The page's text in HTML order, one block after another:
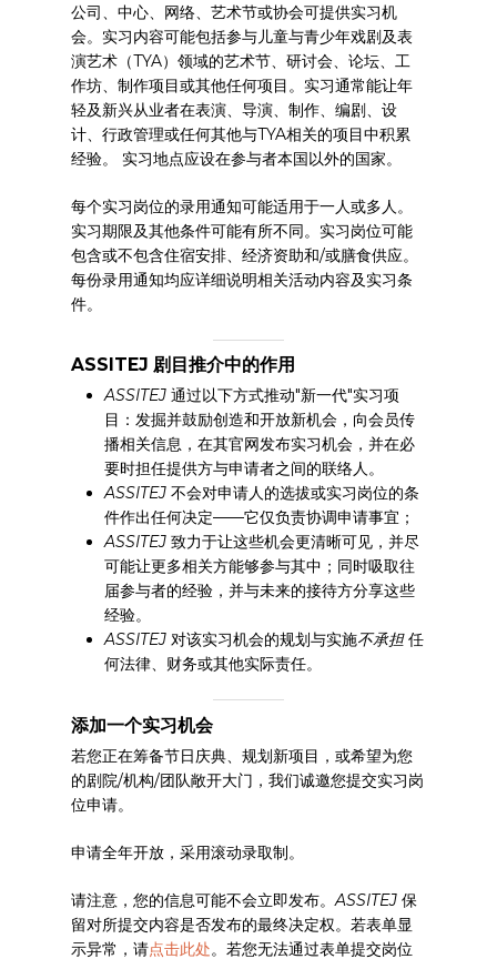
公司、中心、网络、艺术节或协会可提供实习机
会。实习内容可能包括参与儿童与青少年戏剧及表
演艺术（TYA）领域的艺术节、研讨会、论坛、工
作坊、制作项目或其他任何项目。实习通常能让年
轻及新兴从业者在表演、导演、制作、编剧、设
计、行政管理或任何其他与TYA相关的项目中积累
经验。 实习地点应设在参与者本国以外的国家。
每个实习岗位的录用通知可能适用于一人或多人。
实习期限及其他条件可能有所不同。实习岗位可能
包含或不包含住宿安排、经济资助和/或膳食供应。
每份录用通知均应详细说明相关活动内容及实习条
件。
ASSITEJ 剧目推介中的作用
ASSITEJ通过以下方式推动"新一代"实习项
目：发掘并鼓励创造和开放新机会，向会员传
播相关信息，在其官网发布实习机会，并在必
要时担任提供方与申请者之间的联络人。
ASSITEJ不会对申请人的选拔或实习岗位的条
件作出任何决定——它仅负责协调申请事宜；
ASSITEJ致力于让这些机会更清晰可见，并尽
可能让更多相关方能够参与其中；同时吸取往
届参与者的经验，并与未来的接待方分享这些
经验。
ASSITEJ对该实习机会的规划与实施不承担任
何法律、财务或其他实际责任。
添加一个实习机会
若您正在筹备节日庆典、规划新项目，或希望为您
的剧院/机构/团队敞开大门，我们诚邀您提交实习岗
位申请。
申请全年开放，采用滚动录取制。
请注意，您的信息可能不会立即发布。ASSITEJ保
留对所提交内容是否发布的最终决定权。若表单显
示异常，请点击此处。若您无法通过表单提交岗位